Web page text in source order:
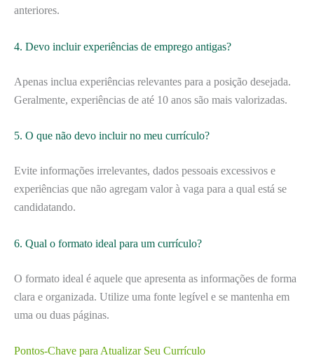
anteriores.
4. Devo incluir experiências de emprego antigas?
Apenas inclua experiências relevantes para a posição desejada.
Geralmente, experiências de até 10 anos são mais valorizadas.
5. O que não devo incluir no meu currículo?
Evite informações irrelevantes, dados pessoais excessivos e
experiências que não agregam valor à vaga para a qual está se
candidatando.
6. Qual o formato ideal para um currículo?
O formato ideal é aquele que apresenta as informações de forma
clara e organizada. Utilize uma fonte legível e se mantenha em
uma ou duas páginas.
Pontos-Chave para Atualizar Seu Currículo